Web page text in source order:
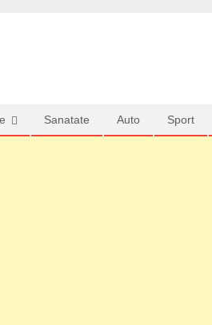
Sanatate Auto Sport